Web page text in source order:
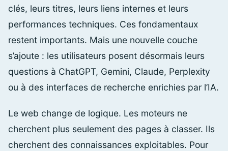
clés, leurs titres, leurs liens internes et leurs
performances techniques. Ces fondamentaux
restent importants. Mais une nouvelle couche
s’ajoute : les utilisateurs posent désormais leurs
questions à ChatGPT, Gemini, Claude, Perplexity
ou à des interfaces de recherche enrichies par l’IA.
Le web change de logique. Les moteurs ne
cherchent plus seulement des pages à classer. Ils
cherchent des connaissances exploitables. Pour